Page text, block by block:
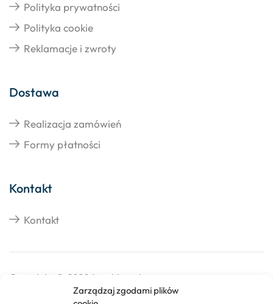
Zarządzaj zgodami plików
Polityka prywatności
Polityka cookie
Reklamacje i zwroty
Dostawa
Realizacja zamówień
Formy płatności
Kontakt
Kontakt
Copyright © 2026 Izosklep.pl